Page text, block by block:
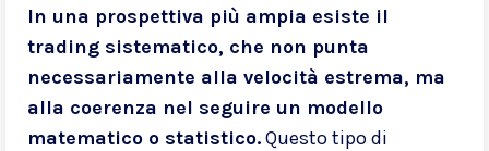
In una prospettiva più ampia esiste il
trading sistematico, che non punta
necessariamente alla velocità estrema, ma
alla coerenza nel seguire un modello
matematico o statistico.Questo tipo di